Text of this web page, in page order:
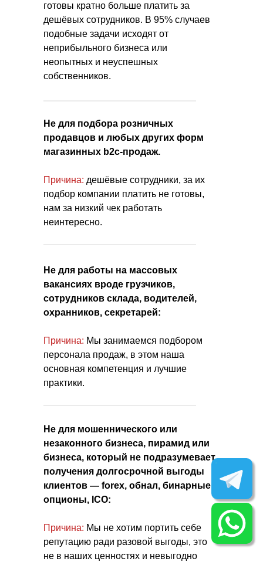
Не для подбора розничных
продавцов и любых других форм
магазинных b2c-продаж.
Причина: дешёвые сотрудники, за их
подбор компании платить не готовы,
нам за низкий чек работать
неинтересно.
готовы кратно больше платить за
дешёвых сотрудников. В 95% случаев
подобные задачи исходят от
неприбыльного бизнеса или
неопытных и неуспешных
собственников.
Не для работы на массовых
вакансиях вроде грузчиков,
сотрудников склада, водителей,
охранников, секретарей:
Причина: Мы занимаемся подбором
персонала продаж, в этом наша
основная компетенция и лучшие
практики.
Не для мошеннического или
незаконного бизнеса, пирамид или
бизнеса, который не подразумевает
получения долгосрочной выгоды
клиентов — forex, oбнал, бинарные
опционы, ICO:
Причина: Мы не хотим портить себе
репутацию ради разовой выгоды, это
не в наших ценностях и невыгодно